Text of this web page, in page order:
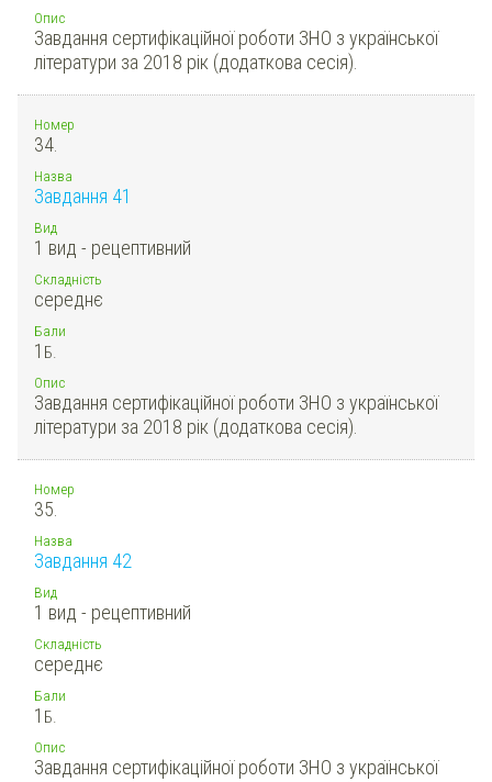
Опис
Завдання сертифікаційної роботи ЗНО з української
літератури за 2018 рік (додаткова сесія).
Номер
34.
Назва
Завдання 41
Вид
1 вид - рецептивний
Складність
середнє
Бали
1 Б.
Опис
Завдання сертифікаційної роботи ЗНО з української
літератури за 2018 рік (додаткова сесія).
Номер
35.
Назва
Завдання 42
Вид
1 вид - рецептивний
Складність
середнє
Бали
1 Б.
Опис
Завдання сертифікаційної роботи ЗНО з української